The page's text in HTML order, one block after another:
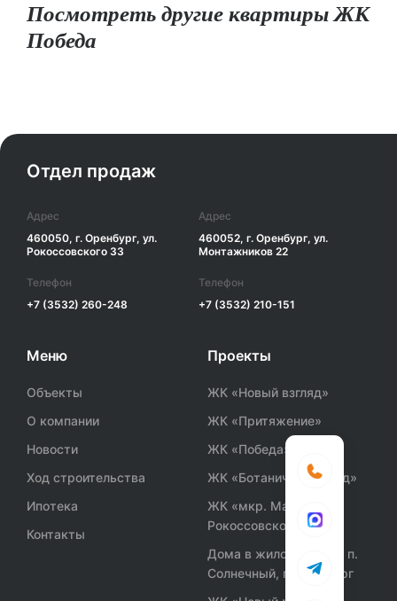
Посмотреть другие квартиры ЖК
Победа
Отдел продаж
Адрес
460050, г. Оренбург, ул.
Рокоссовского 33
Телефон
+7 (3532) 260-248
Адрес
460052, г. Оренбург, ул.
Монтажников 22
Телефон
+7 (3532) 210-151
Меню
Объекты
О компании
Новости
Ход строительства
Ипотека
Контакты
Проекты
ЖК «Новый взгляд»
ЖК «Притяжение»
ЖК «Победа»
ЖК «Ботанический сад»
ЖК «мкр. Маршала
Рокоссовского»
Дома в жилом районе п.
Солнечный, г. Оренбург